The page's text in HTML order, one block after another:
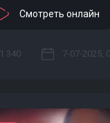
Смотреть онлайн
1 340 7-07-2025,